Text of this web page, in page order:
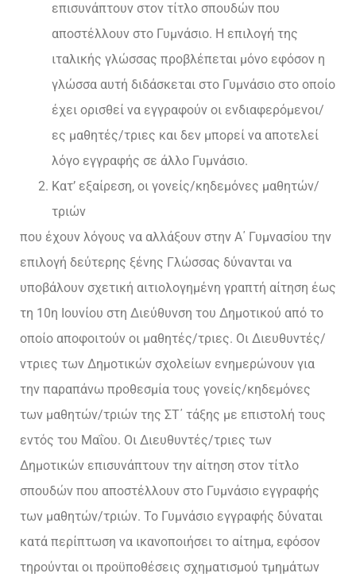
επισυνάπτουν στον τίτλο σπουδών που
αποστέλλουν στο Γυμνάσιο. Η επιλογή της
ιταλικής γλώσσας προβλέπεται μόνο εφόσον η
γλώσσα αυτή διδάσκεται στο Γυμνάσιο στο οποίο
έχει ορισθεί να εγγραφούν οι ενδιαφερόμενοι/
ες μαθητές/τριες και δεν μπορεί να αποτελεί
λόγο εγγραφής σε άλλο Γυμνάσιο.
Κατ’ εξαίρεση, οι γονείς/κηδεμόνες μαθητών/
τριών
που έχουν λόγους να αλλάξουν στην Α΄ Γυμνασίου την
επιλογή δεύτερης ξένης Γλώσσας δύνανται να
υποβάλουν σχετική αιτιολογημένη γραπτή αίτηση έως
τη 10η Ιουνίου στη Διεύθυνση του Δημοτικού από το
οποίο αποφοιτούν οι μαθητές/τριες. Οι Διευθυντές/
ντριες των Δημοτικών σχολείων ενημερώνουν για
την παραπάνω προθεσμία τους γονείς/κηδεμόνες
των μαθητών/τριών της ΣΤ΄ τάξης με επιστολή τους
εντός του Μαΐου. Οι Διευθυντές/τριες των
Δημοτικών επισυνάπτουν την αίτηση στον τίτλο
σπουδών που αποστέλλουν στο Γυμνάσιο εγγραφής
των μαθητών/τριών. Το Γυμνάσιο εγγραφής δύναται
κατά περίπτωση να ικανοποιήσει το αίτημα, εφόσον
τηρούνται οι προϋποθέσεις σχηματισμού τμημάτων